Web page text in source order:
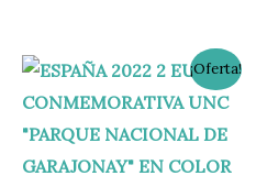
¡Oferta!
El
precio
original
era:
13,00 €.
El
precio
actual
es:
10,95 €.